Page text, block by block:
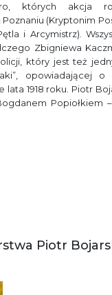
których akcja
(Kryptonim
i Arcymistrz).
Zbigniewa
który jest też
opowiadającej o
lata 1918 roku. Piotr
Popiołkiem –
Piotr